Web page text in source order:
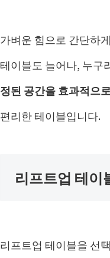
가벼운 힘으로 간단하
테이블도 늘어나, 누구
정된 공간을 효과적으
편리한 테이블입니다.
리프트업 테이
리프트업 테이블을 선